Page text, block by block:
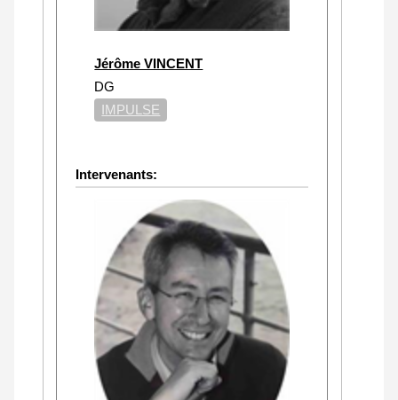
Jérôme VINCENT
DG
IMPULSE
Intervenants: